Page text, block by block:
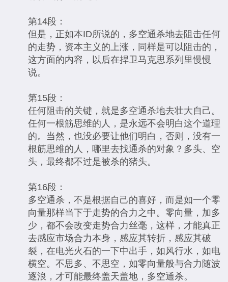
第14段：
但是，正如本ID所说的，多空通杀地去阻击任何
的走势，资本主义的上涨，同样是可以阻击的，
这方面的内容，以后在捍卫马克思系列里慢慢
说。
第15段：
任何阻击的关键，就是多空通杀地去壮大自己。
任何一根筋思维的人，是永远不会明白这个道理
的。当然，也没必要让他们明白，否则，没有一
根筋思维的人，哪里去找通杀的对象？多头、空
头，最终都不过是被杀的猪头。
第16段：
多空通杀，不是根据自己的喜好，而是如一个零
向量那样当下于走势的合力之中。零向量，加多
少，都不会改变走势合力丝毫，这样，才能真正
去感应市场合力本身，感应其转折，感应其破
裂，在电光火石的一下中出手，如风行水，如电
横空。不思多、不思空，如零向量般与合力随波
逐浪，才可能最终盖天盖地，多空通杀。